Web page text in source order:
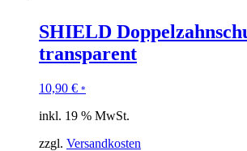
SHIELD
transparent
10,90 € *
inkl. 19 % MwSt.
zzgl. Versandkosten